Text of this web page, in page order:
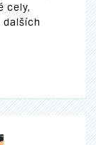
cely,
dalších